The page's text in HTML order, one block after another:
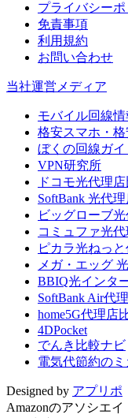
プライバシー
免責事項
利用規約
お問い合わせ
当社運営メディア
モバイル回線
格安スマホ・
ぼくの回線ガイ
VPN研究所
ドコモ光代理
SoftBank 光代
ビッグローブ
コミュファ光
ピカラ光ねっ
メガ・エッグ
BBIQ光インタ
SoftBank Air代
home5G代理店
4DPocket
でんき比較ナビ
電気代節約のミ
Designed by アプリポ
Amazonのアソシエ